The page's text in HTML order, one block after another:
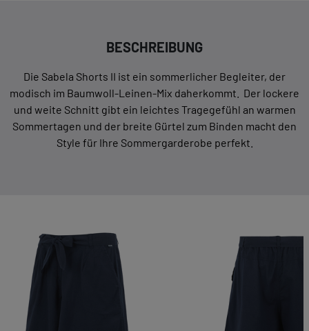
BESCHREIBUNG
Die Sabela Shorts II ist ein sommerlicher Begleiter, der
modisch im Baumwoll-Leinen-Mix daherkommt. Der lockere
und weite Schnitt gibt ein leichtes Tragegefühl an warmen
Sommertagen und der breite Gürtel zum Binden macht den
Style für Ihre Sommergarderobe perfekt.